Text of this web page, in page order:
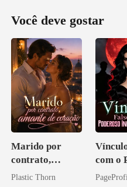
Você deve gostar
Marido por
contrato,
amante de
Plastic Thorn
com o